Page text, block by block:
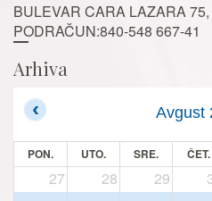
BULEVAR CARA LAZARA
PODRAČUN:840-548 667-41
Arhiva
Avgust
PON. UTO. SRE. ČET.
27 28 29